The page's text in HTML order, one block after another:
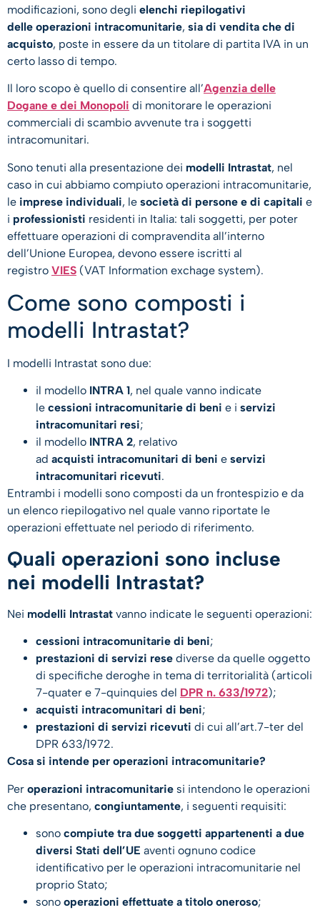
modificazioni, sono degli elenchi riepilogativi
delle operazioni intracomunitarie, sia di vendita che di
acquisto, poste in essere da un titolare di partita IVA in un
certo lasso di tempo.
Il loro scopo è quello di consentire all’Agenzia delle
Dogane e dei Monopoli di monitorare le operazioni
commerciali di scambio avvenute tra i soggetti
intracomunitari.
Sono tenuti alla presentazione dei modelli Intrastat, nel
caso in cui abbiamo compiuto operazioni intracomunitarie,
le imprese individuali, le società di persone e di capitali e
i professionisti residenti in Italia: tali soggetti, per poter
effettuare operazioni di compravendita all’interno
dell’Unione Europea, devono essere iscritti al
registro VIES (VAT Information exchage system).
Come sono composti i
modelli Intrastat?
I modelli Intrastat sono due:
il modello INTRA 1, nel quale vanno indicate
le cessioni intracomunitarie di beni e i servizi
intracomunitari resi;
il modello INTRA 2, relativo
ad acquisti intracomunitari di beni e servizi
intracomunitari ricevuti.
Entrambi i modelli sono composti da un frontespizio e da
un elenco riepilogativo nel quale vanno riportate le
operazioni effettuate nel periodo di riferimento.
Quali operazioni sono incluse
nei modelli Intrastat?
Nei modelli Intrastat vanno indicate le seguenti operazioni:
cessioni intracomunitarie di beni;
prestazioni di servizi rese diverse da quelle oggetto
di specifiche deroghe in tema di territorialità (articoli
7-quater e 7-quinquies del DPR n. 633/1972);
acquisti intracomunitari di beni;
prestazioni di servizi ricevuti di cui all’art.7-ter del
DPR 633/1972.
Cosa si intende per operazioni intracomunitarie?​
Per operazioni intracomunitarie si intendono le operazioni
che presentano, congiuntamente, i seguenti requisiti:
sono compiute tra due soggetti appartenenti a due
diversi Stati dell’UE aventi ognuno codice
identificativo per le operazioni intracomunitarie nel
proprio Stato;
sono operazioni effettuate a titolo oneroso;